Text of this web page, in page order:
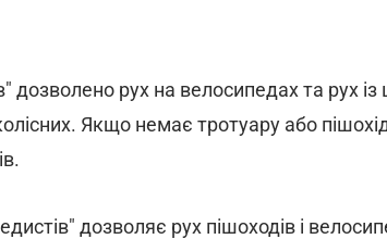
дозволено рух на велосипедах та рух
Якщо немає тротуару або
дозволяє рух пішоходів і